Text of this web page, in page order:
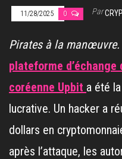
11/28/2025 0 Par
Pirates à la manœuvre.
plateforme
coréenne Upbit a été
lucrative. Un hacker a
dollars en
après l’attaque, les